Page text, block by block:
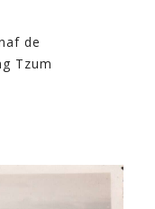
de
Tzum